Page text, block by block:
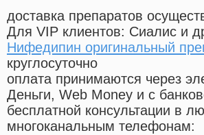
доставка препаратов
Для VIP клиентов: Сиалис и
Нифедипин оригинальный
круглосуточно
оплата принимаются через
Деньги, Web Money и с
бесплатной консультации в
многоканальным телефонам: